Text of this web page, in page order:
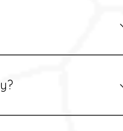
podstawy niemieckiego,
uzgodnieniu z